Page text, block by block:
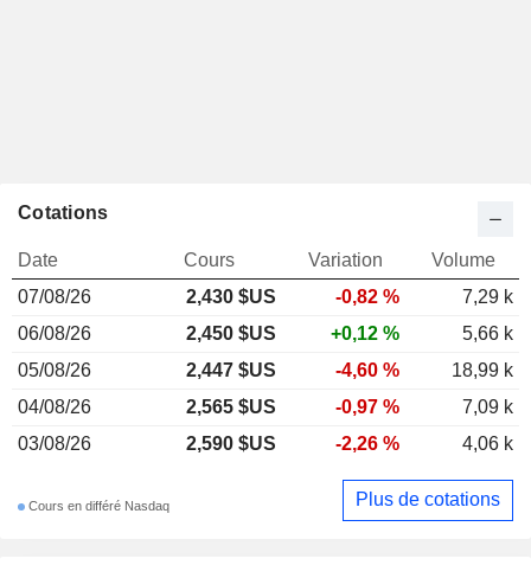
Cotations
Date Cours Variation
Volume
07/08/26
2,430 $US -0,82 %
7,29 k
06/08/26
2,450 $US +0,12 %
5,66 k
05/08/26
2,447 $US -4,60 %
18,99 k
04/08/26
2,565 $US -0,97 %
7,09 k
03/08/26
2,590 $US -2,26 % 4,06 k
Cours en différé Nasdaq Plus de cotations